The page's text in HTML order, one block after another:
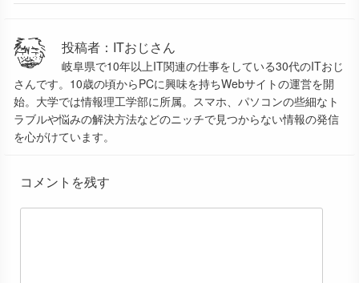
投稿者：ITおじさん
岐阜県で10年以上IT関連の仕事をしている30代のITおじ
さんです。10歳の頃からPCに興味を持ちWebサイトの運営を開
始。大学では情報理工学部に所属。スマホ、パソコンの些細なト
ラブルや悩みの解決方法などのニッチで見つからない情報の発信
を心がけています。
コメントを残す